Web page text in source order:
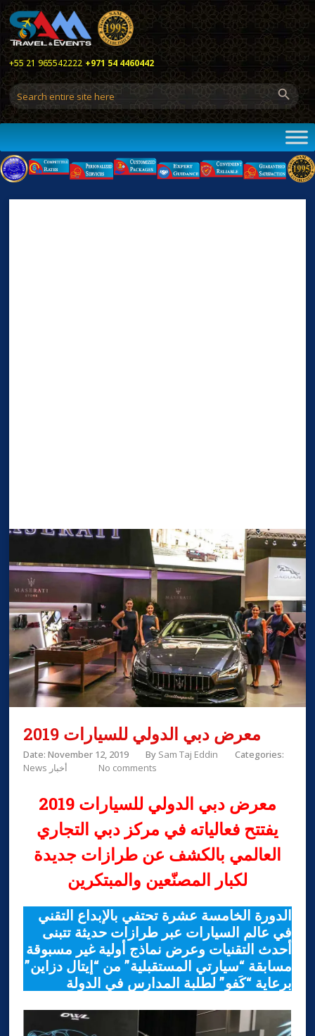
+55 21 965542222 +971 54 4460442
معرض دبي الدولي للسيارات 2019
Date: November 12, 2019 By Sam Taj Eddin
Categories:
News أخبار
No comments
معرض دبي الدولي للسيارات 2019
يفتتح فعالياته في مركز دبي التجاري
العالمي بالكشف عن طرازات جديدة
لكبار المصنّعين والمبتكرين
في عالم السيارات عبر طرازات حديثة تتبنى
أحدث التقنيات وعرض نماذج أولية غير مسبوقة
مسابقة “سيارتي المستقبلية” من “إيتال دزاين”
برعاية “كَفو” لطلبة المدارس في الدولة